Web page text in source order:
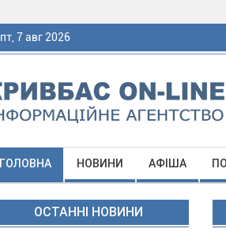
пт, 7 авг 2026
ГОЛОВНА НОВИНИ АФІША
ОСТАННІ НОВИНИ